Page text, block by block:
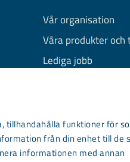
tillhandahålla funktioner för
från din enhet till de
informationen med annan
Vår organisation
Våra produkter och
Lediga jobb
Information om
Kontakta oss